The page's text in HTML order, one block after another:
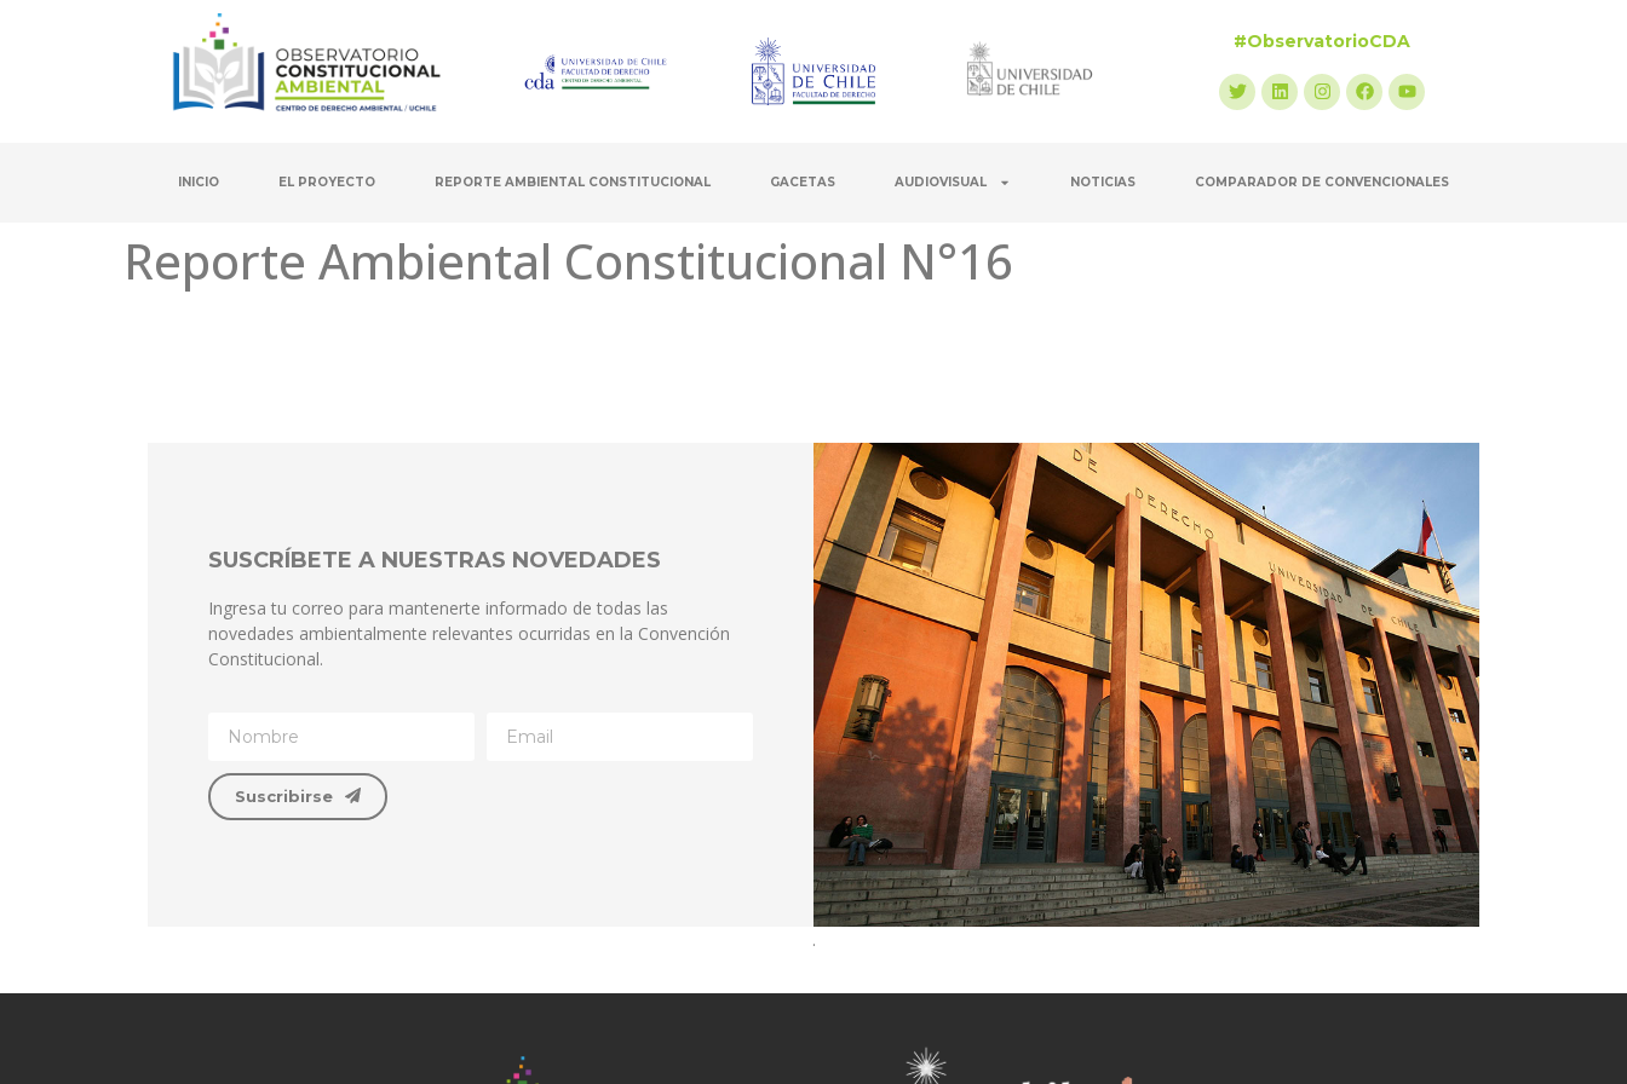
#ObservatorioCDA
INICIO EL PROYECTO REPORTE AMBIENTAL CONSTITUCIONAL GACETAS AUDIOVISUAL NOTICIAS COMPARADOR DE CONVENCIONALES
Reporte Ambiental Constitucional N°16
SUSCRÍBETE A NUESTRAS NOVEDADES
Ingresa tu correo para mantenerte informado de todas las
novedades ambientalmente relevantes ocurridas en la Convención
Constitucional.
Suscribirse
.